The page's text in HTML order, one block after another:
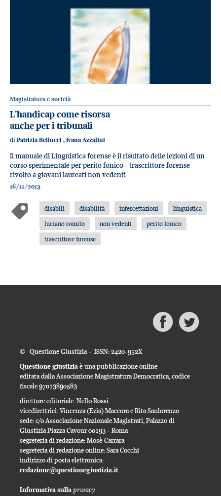
Magistratura e società
L’handicap come risorsa
anche per i tribunali
di Patrizia Bellucci , Ivana Azzalini
Il manuale di Linguistica forense è il risultato delle lezioni di un
corso sperimentale per perito fonico - trascrittore forense
rivolto a giovani laureati non vedenti
16/11/2013
disabili disabilità intercettazioni
linguistica
luciano romito
non vedenti
perito fonico
trascrittore forense
© Questione Giustizia - ISSN: 2420-952X
Questione giustiziaè una pubblicazione online
editata dalla Associazione Magistratura Democratica, codice
fiscale 97013890583
direttore editoriale: Nello Rossi
vicedirettrici: Vincenza (Ezia) Maccora e Rita Sanlorenzo
sede: c/o Associazione Nazionale Magistrati, Palazzo di
Giustizia Piazza Cavour 00193 - Roma
segreteria di redazione: Mosè Carrara
segreteria di redazione online: Sara Cocchi
indirizzo di posta elettronica:
redazione@questionegiustizia.it
Informativa sullaprivacy